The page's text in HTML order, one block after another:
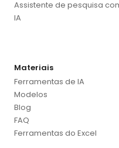
Assistente de pesquisa
IA
Materiais
Ferramentas de IA
Modelos
Blog
FAQ
Ferramentas do Excel